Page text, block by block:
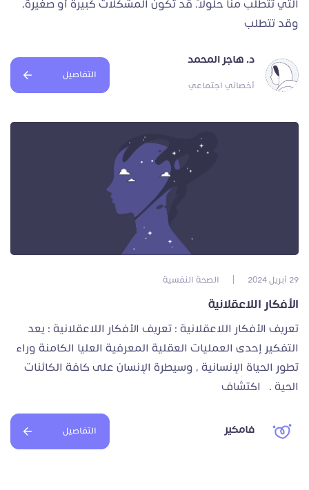
التي تتطلب منا حلولًا. قد تكون المشكلات كبيرة أو صغيرة،
وقد تتطلب
د. هاجر المحمد
أخصائي اجتماعي
التفاصيل
29 أبريل 2024 الصحة النفسية
الأفكار اللاعقلانية
تعريف الأفكار اللاعقلانية : تعريف الأفكار اللاعقلانية : يعد
التفكير إحدى العمليات العقلية المعرفية العليا الكامنة وراء
تطور الحياة الإنسانية ، وسيطرة الإنسان على كافة الكائنات
الحية . اكتشاف
فامكير التفاصيل